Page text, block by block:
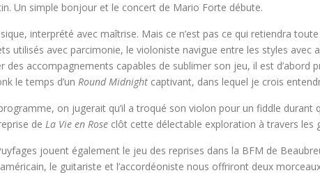
Un simple bonjour et le concert de Mario Forte débute.
interprété avec maîtrise. Mais ce n’est pas ce qui retiendra
utilisés avec parcimonie, le violoniste navigue entre les styles
accompagnements capables de sublimer son jeu, il est d’abord
le temps d’un Round Midnight captivant, dans lequel je crois
on jugerait qu’il a troqué son violon pour un fiddle
de La Vie en Rose clôt cette délectable exploration à travers les
jouent également le jeu des reprises dans la BFM de
le guitariste et l’accordéoniste nous offriront deux